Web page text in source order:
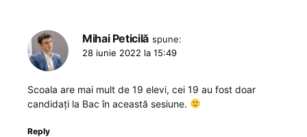
Mihai Peticilă spune:
28 iunie 2022 la 15:49
Scoala are mai mult de 19 elevi, cei 19 au fost doar
candidați la Bac în această sesiune.
Reply